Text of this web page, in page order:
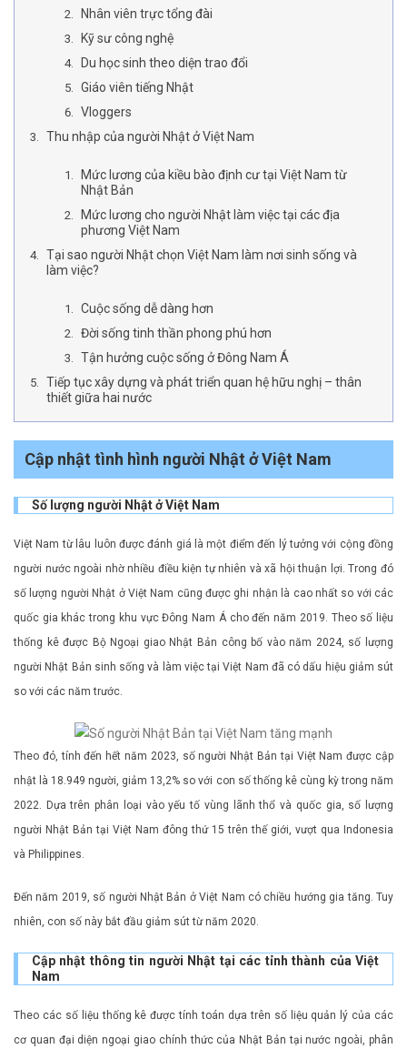
Nhân viên trực tổng đài
Kỹ sư công nghệ
Du học sinh theo diện trao đổi
Giáo viên tiếng Nhật
Vloggers
Thu nhập của người Nhật ở Việt Nam
Mức lương của kiều bào định cư tại Việt Nam từ
Nhật Bản
Mức lương cho người Nhật làm việc tại các địa
phương Việt Nam
Tại sao người Nhật chọn Việt Nam làm nơi sinh sống và
làm việc?
Cuộc sống dễ dàng hơn
Đời sống tinh thần phong phú hơn
Tận hưởng cuộc sống ở Đông Nam Á
Tiếp tục xây dựng và phát triển quan hệ hữu nghị – thân
thiết giữa hai nước
Cập nhật tình hình người Nhật ở Việt Nam
Số lượng người Nhật ở Việt Nam
Việt Nam từ lâu luôn được đánh giá là một điểm đến lý tưởng với cộng đồng
người nước ngoài nhờ nhiều điều kiện tự nhiên và xã hội thuận lợi. Trong đó
số lượng người Nhật ở Việt Nam cũng được ghi nhận là cao nhất so với các
quốc gia khác trong khu vực Đông Nam Á cho đến năm 2019. Theo số liệu
thống kê được Bộ Ngoại giao Nhật Bản công bố vào năm 2024, số lượng
người Nhật Bản sinh sống và làm việc tại Việt Nam đã có dấu hiệu giảm sút
so với các năm trước.
Theo đó, tính đến hết năm 2023, số người Nhật Bản tại Việt Nam được cập
nhật là 18.949 người, giảm 13,2% so với con số thống kê cùng kỳ trong năm
2022. Dựa trên phân loại vào yếu tố vùng lãnh thổ và quốc gia, số lượng
người Nhật Bản tại Việt Nam đông thứ 15 trên thế giới, vượt qua Indonesia
và Philippines.
Đến năm 2019, số người Nhật Bản ở Việt Nam có chiều hướng gia tăng. Tuy
nhiên, con số này bắt đầu giảm sút từ năm 2020.
Cập nhật thông tin người Nhật tại các tỉnh thành của Việt
Nam
Theo các số liệu thống kê được tính toán dựa trên số liệu quản lý của các
cơ quan đại diện ngoại giao chính thức của Nhật Bản tại nước ngoài, phân